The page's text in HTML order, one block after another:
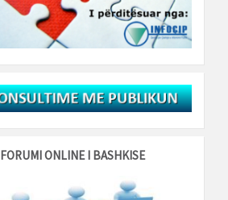
FORUMI ONLINE I BASHKISE